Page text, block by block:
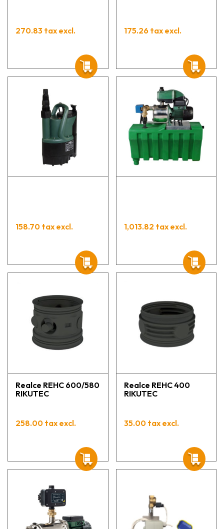
270.83 tax excl. 175.26 tax excl.
158.70 tax excl. 1,013.82 tax excl.
Realce REHC 600/580
RIKUTEC
258.00 tax excl.
Realce REHC 400
RIKUTEC
35.00 tax excl.